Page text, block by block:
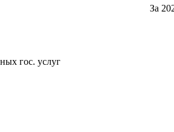
За
гос. услуг